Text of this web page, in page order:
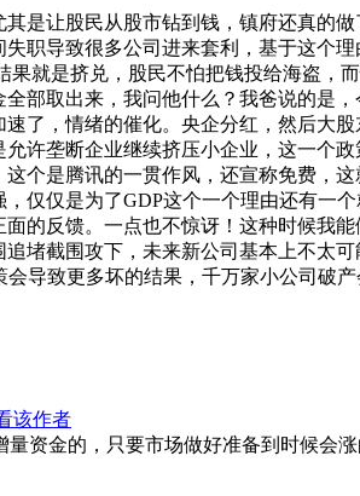
是让股民从股市钻到钱，镇府还真的
职导致很多公司进来套利，基于这个
果就是挤兑，股民不怕把钱投给海盗，
部取出来，我问他什么？我爸说的是
了，情绪的催化。央企分红，然后大
许垄断企业继续挤压小企业，这一个
个是腾讯的一贯作风，还宣称免费，
仅仅是为了GDP这个一个理由还有一
的反馈。一点也不惊讶！这种时候我
堵截围攻下，未来新公司基本上不太
导致更多坏的结果，千万家小公司破产
该作者
资金的，只要市场做好准备到时候会涨